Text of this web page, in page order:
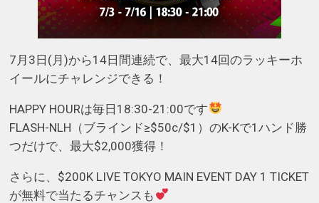
7月3日(月)から14日間連続で、最大14回のラッキーホ
イールにチャレンジできる！
HAPPY HOURは毎日18:30-21:00です
FLASH-NLH（ブラインド≥$50c/$1）のK-Kで1ハンド勝
つだけで、最大$2,000獲得！
さらに、$200K LIVE TOKYO MAIN EVENT DAY 1 TICKET
が無料で当たるチャンスも